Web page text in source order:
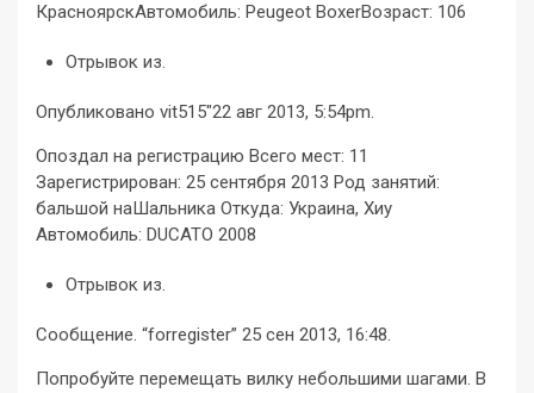
КрасноярскАвтомобиль: Peugeot BoxerВозраст: 106
Отрывок из.
Опубликовано vit515″22 авг 2013, 5:54pm.
Опоздал на регистрацию Всего мест: 11
Зарегистрирован: 25 сентября 2013 Род занятий:
бальшой наШальника Откуда: Украина, Хиу
Автомобиль: DUCATO 2008
Отрывок из.
Сообщение. “forregister” 25 сен 2013, 16:48.
Попробуйте перемещать вилку небольшими шагами. В